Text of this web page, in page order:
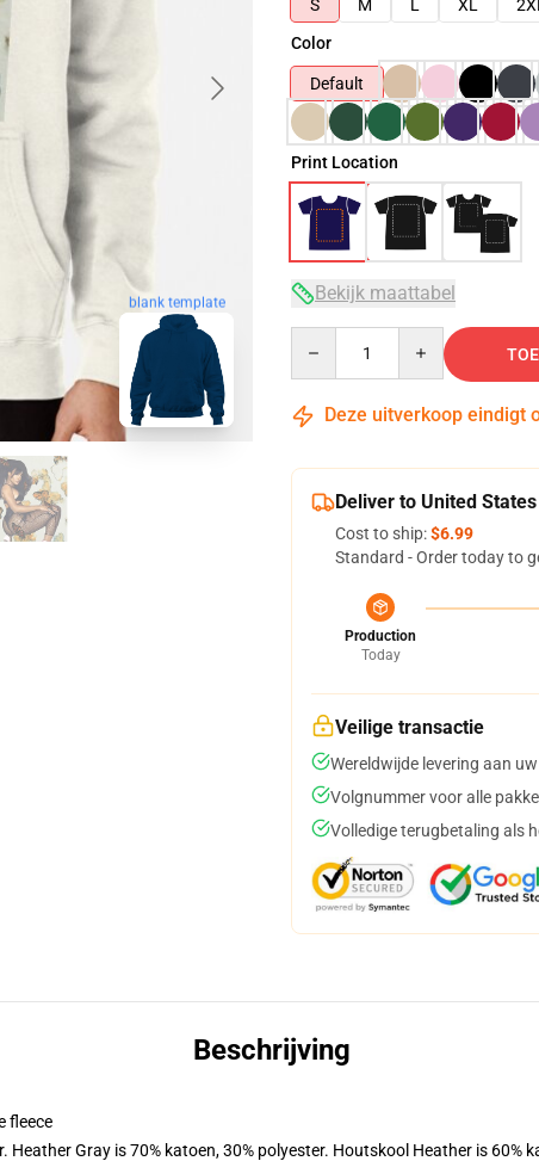
blank template
S
M L XL 2XL
Color
Default
Print Location
Bekijk maattabel
Deze uitverkoop eindigt
Deliver to United States
Cost to ship:$6.99
Standard - Order today to
Production
Today
Veilige transactie
Wereldwijde levering aan
Volgnummer voor alle
Volledige terugbetaling als
Beschrijving
fleece
Heather Gray is 70% katoen, 30% polyester. Houtskool Heather is 60%